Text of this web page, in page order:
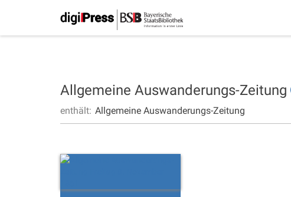
Allgemeine Auswanderungs-Zeitung
enthält: Allgemeine Auswanderungs-Zeitung